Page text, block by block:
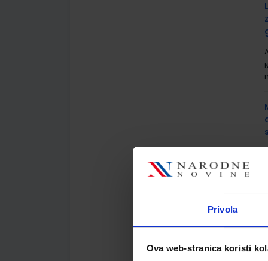
Privola
Ova web-stranica koristi